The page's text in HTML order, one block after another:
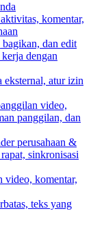
komentar,
bagikan, dan edit
dengan
eksternal, atur izin
video,
panggilan, dan
perusahaan &
sinkronisasi
video, komentar,
teks yang